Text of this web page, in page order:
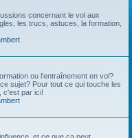
concernant le vol aux
les trucs, astuces, la formation,
ou l'entraînement en vol?
sujet? Pour tout ce qui touche les
c'est par ici!